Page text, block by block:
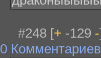
#248 [+ -129 -
0 Комментариев